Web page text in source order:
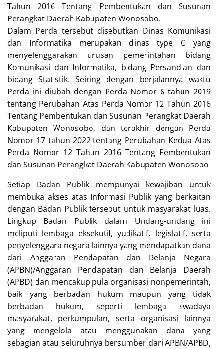
Tahun 2016 Tentang Pembentukan dan Susunan
Perangkat Daerah Kabupaten Wonosobo.
Dalam Perda tersebut disebutkan Dinas Komunikasi
dan Informatika merupakan dinas type C yang
menyelenggarakan urusan pemerintahan bidang
Komunikasi dan Informatika, bidang Persandian dan
bidang Statistik. Seiring dengan berjalannya waktu
Perda ini diubah dengan Perda Nomor 6 tahun 2019
tentang Perubahan Atas Perda Nomor 12 Tahun 2016
Tentang Pembentukan dan Susunan Perangkat Daerah
Kabupaten Wonosobo, dan terakhir dengan Perda
Nomor 17 tahun 2022 tentang Perubahan Kedua Atas
Perda Nomor 12 Tahun 2016 Tentang Pembentukan
dan Susunan Perangkat Daerah Kabupaten Wonosobo
Setiap Badan Publik mempunyai kewajiban untuk
membuka akses atas Informasi Publik yang berkaitan
dengan Badan Publik tersebut untuk masyarakat luas.
Lingkup Badan Publik dalam Undang-undang ini
meliputi lembaga eksekutif, yudikatif, legislatif, serta
penyelenggara negara lainnya yang mendapatkan dana
dari Anggaran Pendapatan dan Belanja Negara
(APBN)/Anggaran Pendapatan dan Belanja Daerah
(APBD) dan mencakup pula organisasi nonpemerintah,
baik yang berbadan hukum maupun yang tidak
berbadan hukum, seperti lembaga swadaya
masyarakat, perkumpulan, serta organisasi lainnya
yang mengelola atau menggunakan dana yang
sebagian atau seluruhnya bersumber dari APBN/APBD,